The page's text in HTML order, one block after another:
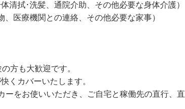
拭･洗髪、通院介助、その他必要な身体介護）
医療機関との連絡、その他必要な家事）
方も大歓迎です。
くカバーいたします。
をお使いいただき、ご自宅と稼働先の直行、直